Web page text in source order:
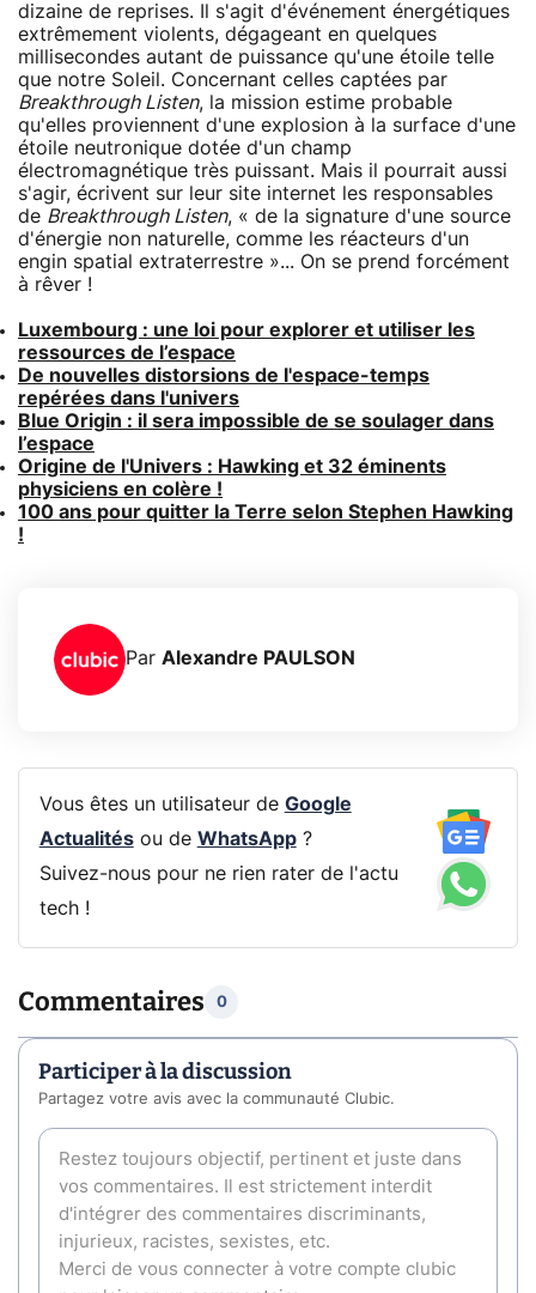
dizaine de reprises. Il s'agit d'événement énergétiques
extrêmement violents, dégageant en quelques
millisecondes autant de puissance qu'une étoile telle
que notre Soleil. Concernant celles captées par
Breakthrough Listen, la mission estime probable
qu'elles proviennent d'une explosion à la surface d'une
étoile neutronique dotée d'un champ
électromagnétique très puissant. Mais il pourrait aussi
s'agir, écrivent sur leur site internet les responsables
de Breakthrough Listen, « de la signature d'une source
d'énergie non naturelle, comme les réacteurs d'un
engin spatial extraterrestre »... On se prend forcément
à rêver !
Luxembourg : une loi pour explorer et utiliser les
ressources de l’espace
De nouvelles distorsions de l'espace-temps
repérées dans l'univers
Blue Origin : il sera impossible de se soulager dans
l’espace
Origine de l'Univers : Hawking et 32 éminents
physiciens en colère !
100 ans pour quitter la Terre selon Stephen Hawking
!
Par Alexandre PAULSON
Vous êtes un utilisateur de Google
Actualitésou de WhatsApp?
Suivez-nous pour ne rien rater de l'actu
tech !
Commentaires 0
Participer à la discussion
Partagez votre avis avec la communauté Clubic.